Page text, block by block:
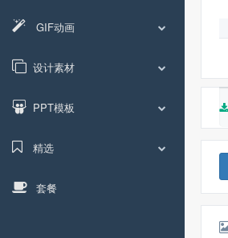
GIF动画
设计素材
PPT模板
精选
套餐